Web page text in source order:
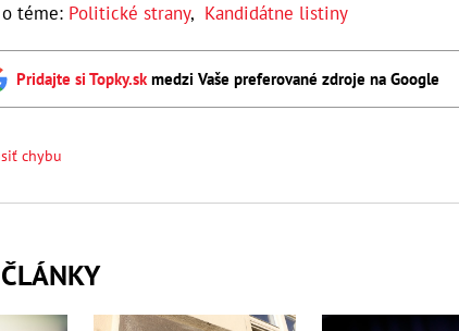
téme: Politické strany, Kandidátne listiny
Pridajte si Topky.sk medzi Vaše preferované zdroje na Google
chybu